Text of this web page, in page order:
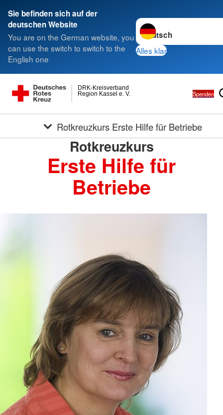
Sie befinden sich auf der
deutschen Website
You are on the German website, you
can use the switch to switch to the
English one
Sprache wechseln zu
Alles klar
Region Kassel e. V.
DRK-Kreisverband
Spenden
Rotkreuzkurs Erste Hilfe für Betriebe
Rotkreuzkurs
Erste Hilfe für
Betriebe